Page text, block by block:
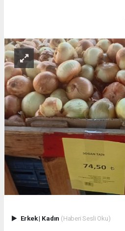
Erkek| Kadın (Haberi Sesli Oku)